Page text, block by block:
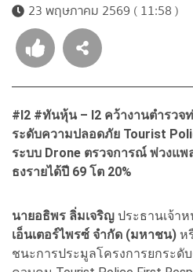
23 พฤษภาคม 2569 ( 11:58 )
#I2 #ทันหุ้น – I2 คว้างานตำรวจ
ระดับความปลอดภัย Tourist
ระบบ Drone ตรวจการณ์ พ่วงแ
ธงรายได้ปี 69 โต 20%
นายอธิพร ลิ่มเจริญ ประธานเจ้า
เอ็นเตอร์ไพรซ์ จำกัด (มหาชน) ห
ชนะการประมูลโครงการยกระ